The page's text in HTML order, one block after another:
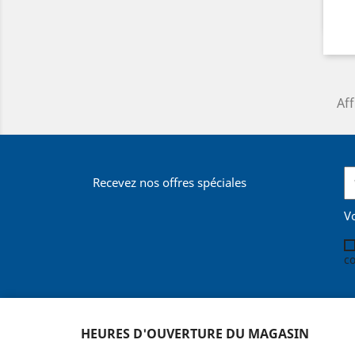
Recevez nos offres spéciales
HEURES D'OUVERTURE DU MAGASIN